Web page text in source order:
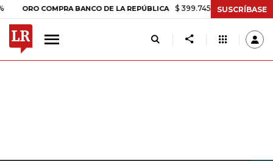
COMPRA BANCO DE LA REPÚBLICA $ 399.745,16 +$ 2.295,71 +0,58%
SUSCRÍBASE